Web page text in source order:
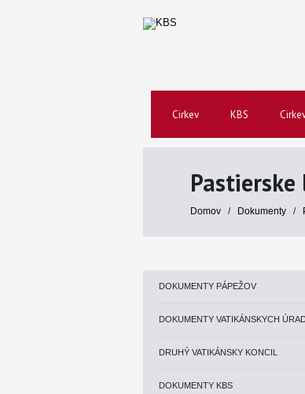
Cirkev KBS
Pastierske
Domov / Dokumenty /
DOKUMENTY PÁPEŽOV
DOKUMENTY VATIKÁNSKYCH
DRUHÝ VATIKÁNSKY KONCIL
DOKUMENTY KBS